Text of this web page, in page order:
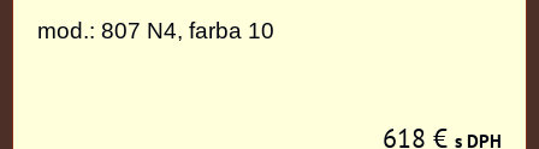
mod.: 807 N4, farba 10
618 € s DPH